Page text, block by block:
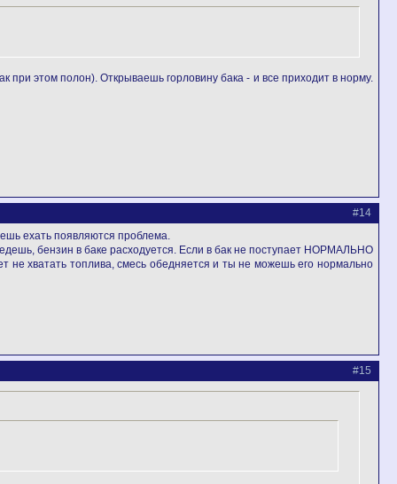
при этом полон). Открываешь горловину бака - и все приходит в норму.
#14
ехать появляются проблема.
бензин в баке расходуется. Если в бак не поступает НОРМАЛЬНО
не хватать топлива, смесь обедняется и ты не можешь его нормально
#15